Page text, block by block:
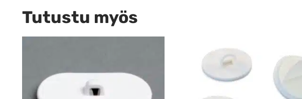
Tutustu myös